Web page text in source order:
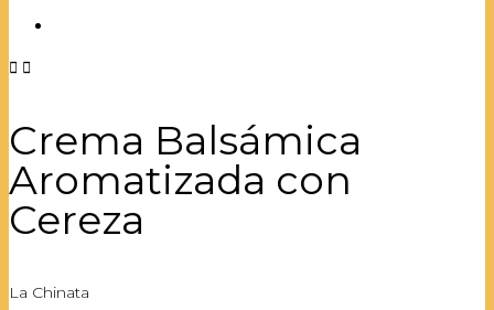
 
Crema Balsámica
Aromatizada con
Cereza
La Chinata